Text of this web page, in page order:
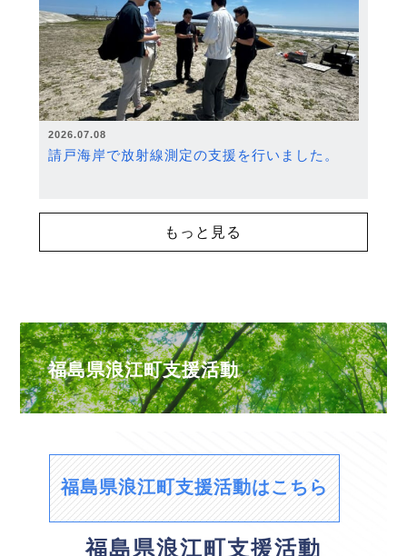
2026.07.08
請戸海岸で放射線測定の支援を行いました。
もっと見る
福島県浪江町支援活動
福島県浪江町支援活動はこちら
福島県浪江町支援活動